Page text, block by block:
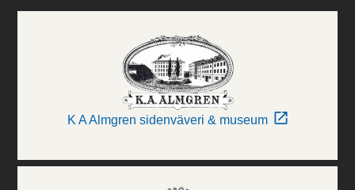
K A Almgren sidenväveri & museum